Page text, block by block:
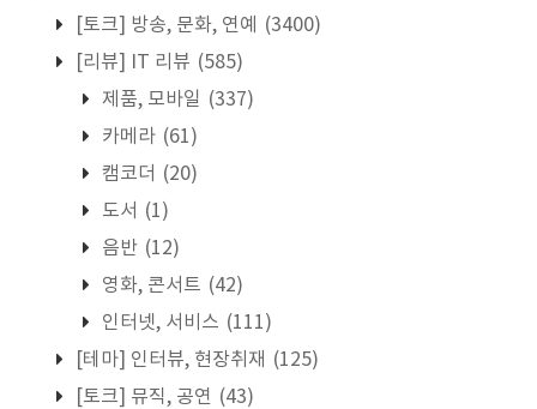
[토크] 방송, 문화, 연예
(3400)
[리뷰] IT 리뷰 (585)
제품, 모바일 (337)
카메라 (61)
캠코더 (20)
도서 (1)
음반 (12)
영화, 콘서트 (42)
인터넷, 서비스 (111)
[테마] 인터뷰, 현장취재 (125)
[토크] 뮤직, 공연 (43)